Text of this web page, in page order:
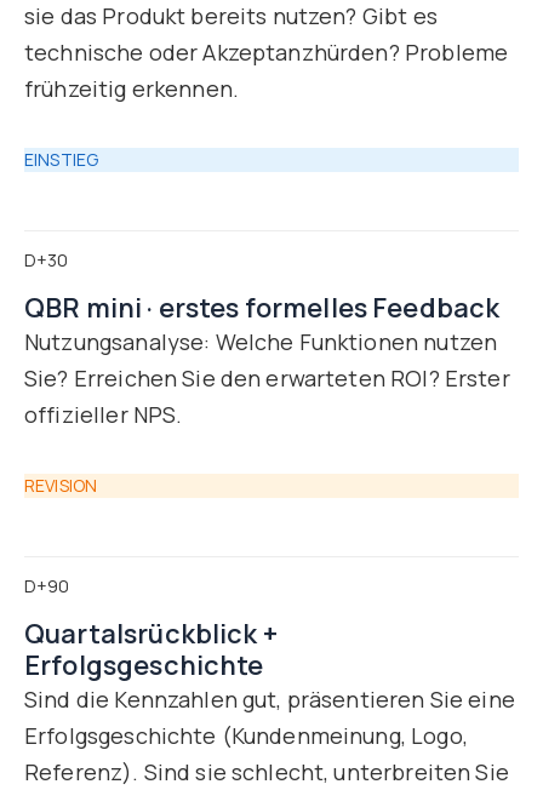
sie das Produkt bereits nutzen? Gibt es
technische oder Akzeptanzhürden? Probleme
frühzeitig erkennen.
EINSTIEG
D+30
QBR mini · erstes formelles Feedback
Nutzungsanalyse: Welche Funktionen nutzen
Sie? Erreichen Sie den erwarteten ROI? Erster
offizieller NPS.
REVISION
D+90
Quartalsrückblick +
Erfolgsgeschichte
Sind die Kennzahlen gut, präsentieren Sie eine
Erfolgsgeschichte (Kundenmeinung, Logo,
Referenz). Sind sie schlecht, unterbreiten Sie